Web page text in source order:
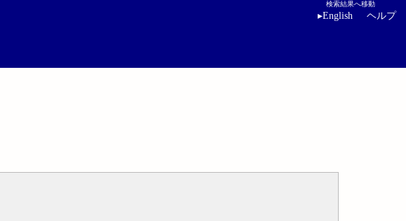
検索結果へ移動
▸English ヘルプ